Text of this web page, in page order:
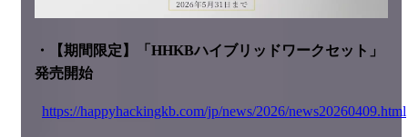
・【期間限定】「HHKBハイブリッドワークセット」
発売開始
https://happyhackingkb.com/jp/news/2026/news20260409.html